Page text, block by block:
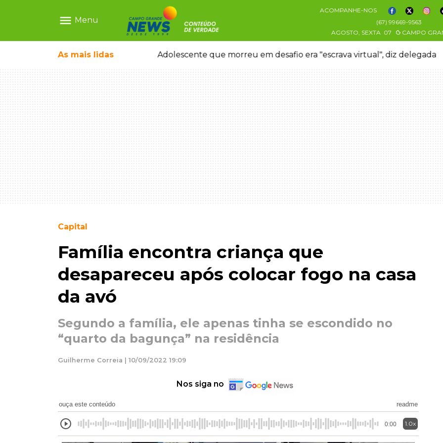
menu Menu
ACOMPANHE-NOS
(67) 99669-9563
AGOSTO, SEXTA 07 CAMPO
As mais lidas
ganhar dia oficial em MS Adolescente que morreu em desafio era "escrava virtual", diz delegada
Capital
Família encontra criança que
desapareceu após colocar fogo na casa
da avó
Segundo a família, ele apenas tinha se escondido no
“quarto da bagunça” na residência
Guilherme Correia | 10/09/2022 19:09
Nos siga no
ouça este conteúdo readme
0:00 1.0x